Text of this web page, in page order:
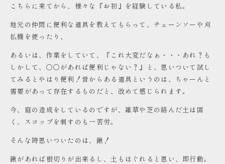
こちらに来てから、様々な『お初』を経験している私。
地元の仲間に便利な道具を教えてもらって、チェーンソーや刈
払機を使ったり、
あるいは、作業をしていて、『これ大変だなぁ・・・あれ？も
しかして、〇〇があれば便利じゃない？』と、思いついて試し
てみるとやはり便利！昔からある道具というのは、ちゃーんと
需要があって存在するものだと、改めて感じられます。
今、庭の造成をしているのですが、雑草や芝の絡んだ土は固
く、スコップを刺すのも一苦労。
そんな時思いついたのは、鍬！
鍬があれば根切りが出来るし、土もほぐれると思い、即行動。